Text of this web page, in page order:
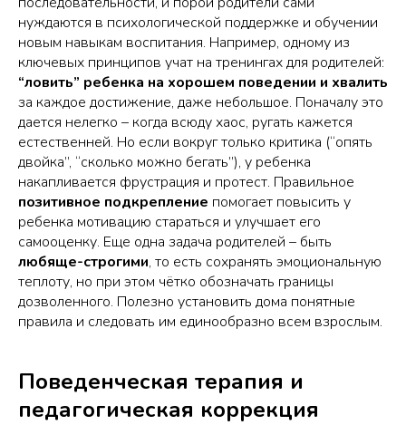
нуждаются в психологической поддержке и обучении
новым навыкам воспитания. Например, одному из
ключевых принципов учат на тренингах для родителей:
“ловить” ребенка на хорошем поведении и хвалить
за каждое достижение, даже небольшое. Поначалу это
дается нелегко – когда всюду хаос, ругать кажется
естественней. Но если вокруг только критика (“опять
двойка”, “сколько можно бегать”), у ребенка
накапливается фрустрация и протест. Правильное
позитивное подкрепление помогает повысить у
ребенка мотивацию стараться и улучшает его
самооценку. Еще одна задача родителей – быть
любяще-строгими, то есть сохранять эмоциональную
теплоту, но при этом чётко обозначать границы
дозволенного. Полезно установить дома понятные
правила и следовать им единообразно всем взрослым.
Поведенческая терапия и
педагогическая коррекция